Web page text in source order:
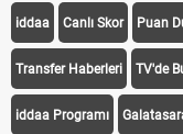
iddaa Canlı Skor Puan
Transfer Haberleri TV'de
iddaa Programı